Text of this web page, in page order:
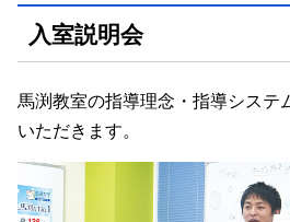
入室説明会
馬渕教室の指導理念・指導システ
いただきます。